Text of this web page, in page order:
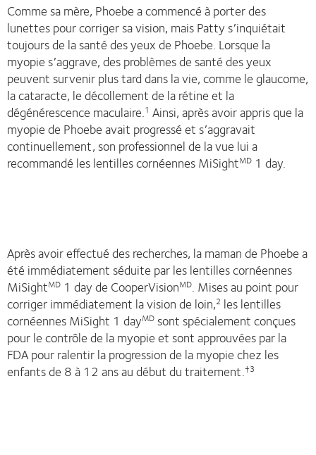
Comme sa mère, Phoebe a commencé à porter des
lunettes pour corriger sa vision, mais Patty s’inquiétait
toujours de la santé des yeux de Phoebe. Lorsque la
myopie s’aggrave, des problèmes de santé des yeux
peuvent survenir plus tard dans la vie, comme le glaucome,
la cataracte, le décollement de la rétine et la
dégénérescence maculaire.1 Ainsi, après avoir appris que la
myopie de Phoebe avait progressé et s’aggravait
continuellement, son professionnel de la vue lui a
recommandé les lentilles cornéennes MiSightMD 1 day.
Après avoir effectué des recherches, la maman de Phoebe a
été immédiatement séduite par les lentilles cornéennes
MiSightMD 1 day de CooperVisionMD. Mises au point pour
corriger immédiatement la vision de loin,2 les lentilles
cornéennes MiSight 1 dayMD sont spécialement conçues
pour le contrôle de la myopie et sont approuvées par la
FDA pour ralentir la progression de la myopie chez les
enfants de 8 à 12 ans au début du traitement.†3